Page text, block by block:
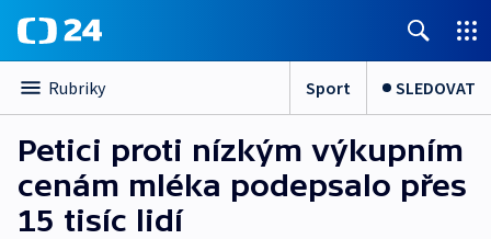
Rubriky Sport SLEDOVAT
Petici proti nízkým výkupním
cenám mléka podepsalo přes
15 tisíc lidí